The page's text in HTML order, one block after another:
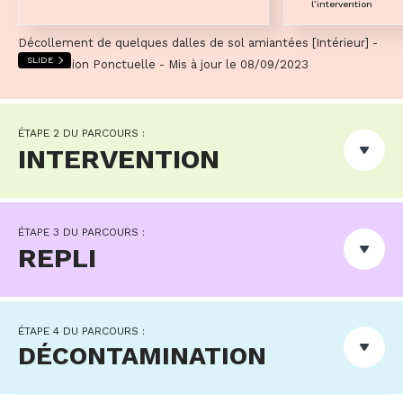
SLIDE
Décollement de quelques dalles de sol amiantées [Intérieur] -
Intervention Ponctuelle - Mis à jour le 08/09/2023
l’intervention
ÉTAPE 2 DU PARCOURS :
INTERVENTION
ÉTAPE 3 DU PARCOURS :
REPLI
ÉTAPE 4 DU PARCOURS :
DÉCONTAMINATION